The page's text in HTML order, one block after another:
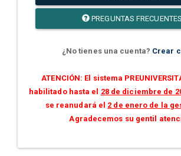
PREGUNTAS FRECUENTES
¿No tienes una cuenta? Crear
ATENCIÓN: El sistema
habilitado hasta el 28 de diciembre de
se reanudará el 2 de enero de la
Agradecemos su gentil